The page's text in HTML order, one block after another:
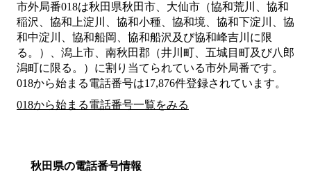
市外局番018は秋田県秋田市、大仙市（協和荒川、協和
稲沢、協和上淀川、協和小種、協和境、協和下淀川、協
和中淀川、協和船岡、協和船沢及び協和峰吉川に限
る。）、潟上市、南秋田郡（井川町、五城目町及び八郎
潟町に限る。） に割り当てられている市外局番です。
018から始まる電話番号は17,876件登録されています。
018から始まる電話番号一覧をみる
秋田県の電話番号情報